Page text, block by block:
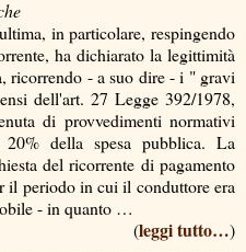
in particolare, respingendo
ha dichiarato la legittimità
ricorrendo - a suo dire - i " gravi
dell'art. 27 Legge 392/1978,
di provvedimenti normativi
della spesa pubblica. La
del ricorrente di pagamento
il periodo in cui il conduttore era
- in quanto …
(leggi tutto…)